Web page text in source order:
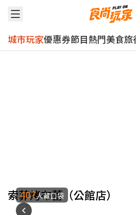
城市玩家優惠券節目熱門美食旅
索菲烤布蕾（公館店）
407人藏口袋